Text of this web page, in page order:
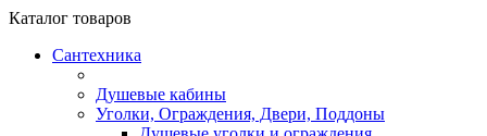
Каталог товаров
Сантехника
Душевые кабины
Уголки, Ограждения, Двери, Поддоны